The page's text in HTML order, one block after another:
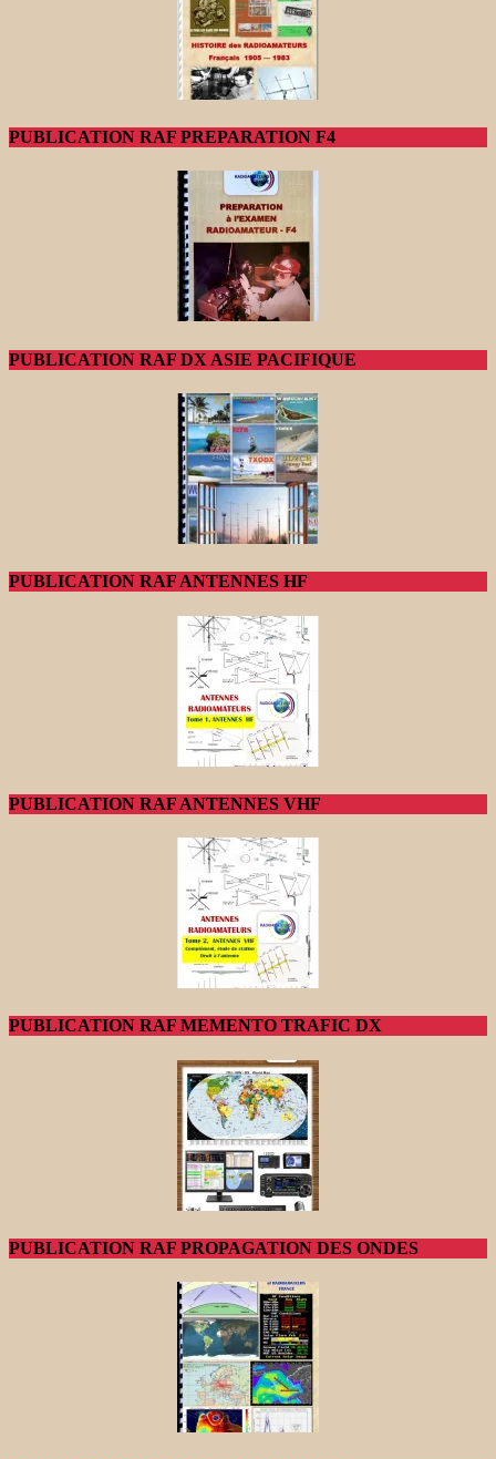
PUBLICATION RAF PREPARATION F4
PUBLICATION RAF DX ASIE PACIFIQUE
PUBLICATION RAF ANTENNES HF
PUBLICATION RAF ANTENNES VHF
PUBLICATION RAF MEMENTO TRAFIC DX
PUBLICATION RAF PROPAGATION DES ONDES